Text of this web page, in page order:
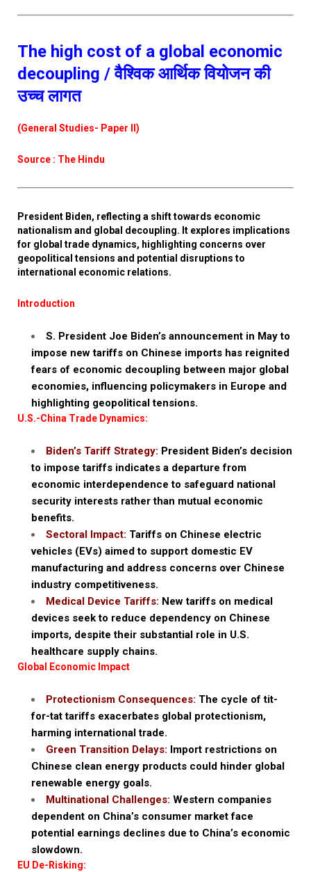
The high cost of a global economic
decoupling / वैश्विक आर्थिक वियोजन की
उच्च लागत
(General Studies- Paper II)
Source : The Hindu
President Biden, reflecting a shift towards economic
nationalism and global decoupling. It explores implications
for global trade dynamics, highlighting concerns over
geopolitical tensions and potential disruptions to
international economic relations.
Introduction
S. President Joe Biden’s announcement in May to
impose new tariffs on Chinese imports has reignited
fears of economic decoupling between major global
economies, influencing policymakers in Europe and
highlighting geopolitical tensions.
U.S.-China Trade Dynamics:
Biden’s Tariff Strategy: President Biden’s decision
to impose tariffs indicates a departure from
economic interdependence to safeguard national
security interests rather than mutual economic
benefits.
Sectoral Impact: Tariffs on Chinese electric
vehicles (EVs) aimed to support domestic EV
manufacturing and address concerns over Chinese
industry competitiveness.
Medical Device Tariffs: New tariffs on medical
devices seek to reduce dependency on Chinese
imports, despite their substantial role in U.S.
healthcare supply chains.
Global Economic Impact
Protectionism Consequences: The cycle of tit-
for-tat tariffs exacerbates global protectionism,
harming international trade.
Green Transition Delays: Import restrictions on
Chinese clean energy products could hinder global
renewable energy goals.
Multinational Challenges: Western companies
dependent on China’s consumer market face
potential earnings declines due to China’s economic
slowdown.
EU De-Risking: